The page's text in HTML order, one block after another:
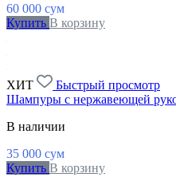
60 000 сум
Купить В корзину
ХИТ
Быстрый просмотр
Шампуры с нержавеющей
В наличии
35 000 сум
Купить В корзину